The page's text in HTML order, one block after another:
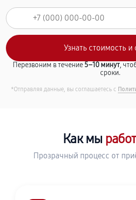
Перезвоним в течение5–10 минут,
сроки.
*Отправляя данные, вы соглашаетесь с
Как мы
Прозрачный процесс от